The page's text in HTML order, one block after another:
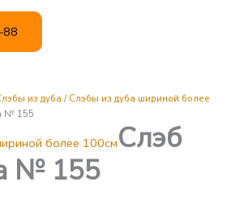
из дуба /Слэбы из дуба шириной более
№ 155
более 100смСлэб
№ 155